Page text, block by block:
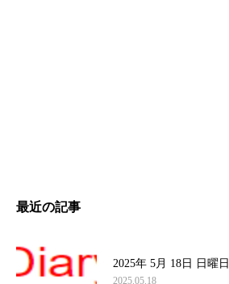
最近の記事
2025年 5月 18日 日曜日
2025.05.18